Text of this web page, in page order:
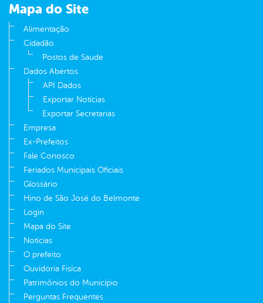
Mapa do Site
Alimentação
Cidadão
Postos de Saude
Dados Abertos
API Dados
Exportar Notícias
Exportar Secretarias
Empresa
Ex-Prefeitos
Fale Conosco
Feriados Municipais Oficiais
Glossário
Hino de São José do Belmonte
Login
Mapa do Site
Notícias
O prefeito
Ouvidoria Fisíca
Patrimônios do Município
Perguntas Frequentes